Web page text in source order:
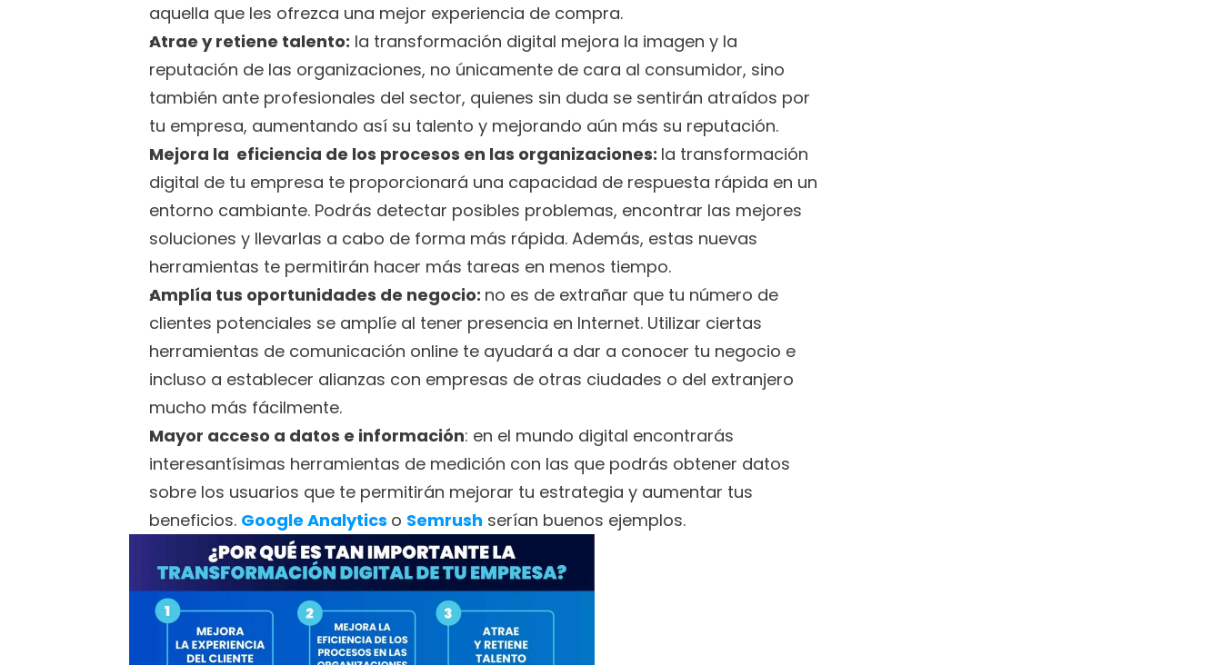
aquella que les ofrezca una mejor experiencia de compra.
Atrae y retiene talento: la transformación digital mejora la imagen y la
reputación de las organizaciones, no únicamente de cara al consumidor, sino
también ante profesionales del sector, quienes sin duda se sentirán atraídos por
tu empresa, aumentando así su talento y mejorando aún más su reputación.
Mejora la  eficiencia de los procesos en las organizaciones: la transformación
digital de tu empresa te proporcionará una capacidad de respuesta rápida en un
entorno cambiante. Podrás detectar posibles problemas, encontrar las mejores
soluciones y llevarlas a cabo de forma más rápida. Además, estas nuevas
herramientas te permitirán hacer más tareas en menos tiempo.
Amplía tus oportunidades de negocio: no es de extrañar que tu número de
clientes potenciales se amplíe al tener presencia en Internet. Utilizar ciertas
herramientas de comunicación online te ayudará a dar a conocer tu negocio e
incluso a establecer alianzas con empresas de otras ciudades o del extranjero
mucho más fácilmente.
Mayor acceso a datos e información: en el mundo digital encontrarás
interesantísimas herramientas de medición con las que podrás obtener datos
sobre los usuarios que te permitirán mejorar tu estrategia y aumentar tus
beneficios. Google Analytics o Semrush serían buenos ejemplos.